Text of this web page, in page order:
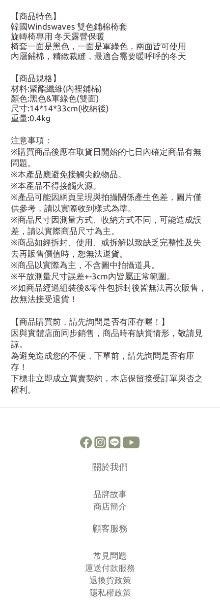
【商品特色】
韓國Windswaves 雙色鋪棉椅套
旋轉椅專用 冬天露營保暖
椅套一面是黑色，一面是軍綠色，兩面皆可使用
內層鋪棉，精緻裁縫，最適合需要暖呼呼的冬天
【商品規格】
材料:聚酯纖維(內裡鋪棉)
顏色:黑色&軍綠色(雙面)
尺寸:14*14*33cm(收納後)
重量:0.4kg
注意事項：
※購買商品後應在取貨日開始的七日內確定商品有無
問題。
※本產品應避免接觸尖銳物品。
※本產品不得接觸火源。
※產品可能因網頁呈現與拍攝關係產生色差，圖片僅
供參考，請以實際收到樣式為準。
※商品尺寸因測量方式、收納方式不同，可能造成誤
差，請以實際商品尺寸為主。
※商品如經拆封、使用、或拆解以致缺乏完整性及失
去再販售價值時，恕無法退貨。
※商品以實際為主，不含圖中拍攝道具。
※平放測量尺寸誤差+-3cm內皆屬正常範圍。
※如商品經過組裝後&零件包拆封後皆無法再次販售，
故無法接受退貨！
【商品購買前，請先詢問是否有庫存喔！】
因與實體店面同步銷售，商品時有缺貨情形，敬請見
諒。
為避免造成您的不便，下單前，請先詢問是否有庫
存！
下標非立即成立買賣契約，本店保留接受訂單與否之
權利。
關於我們
品牌故事
商店簡介
顧客服務
常見問題
運送付款服務
退換貨政策
隱私權政策